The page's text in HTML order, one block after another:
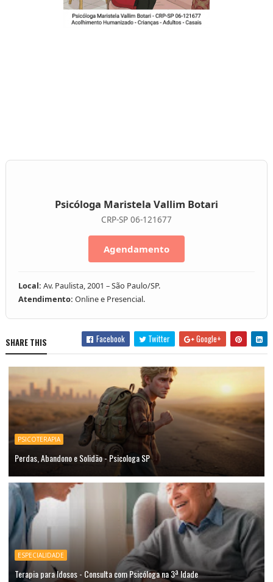
Psicóloga Maristela Vallim Botari
CRP-SP 06-121677
Agendamento
Local: Av. Paulista, 2001 – São Paulo/SP.
Atendimento: Online e Presencial.
SHARE THIS Facebook Twitter Google+
PSICOTERAPIA
Perdas, Abandono e Solidão - Psicologa SP
ESPECIALIDADE
Terapia para Idosos - Consulta com Psicóloga na 3ª Idade